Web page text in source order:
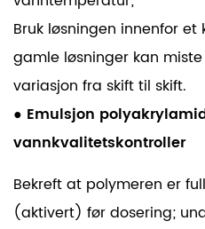
Bruk løsningen innenfor
gamle løsninger kan
variasjon fra skift til skift.
● Emulsjon
vannkvalitetskontroller
Bekreft at polymeren er
(aktivert) før dosering;